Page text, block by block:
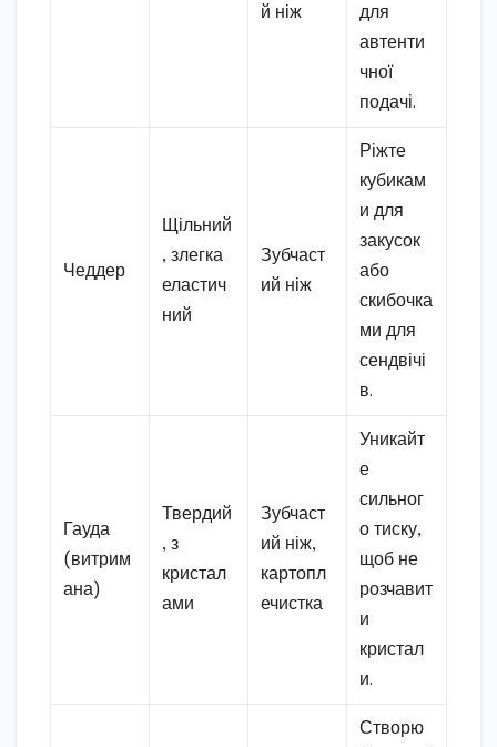
й ніж
для
автенти
чної
подачі.
Чеддер
Щільний
, злегка
еластич
ний
Зубчаст
ий ніж
Ріжте
кубикам
и для
закусок
або
скибочка
ми для
сендвічі
в.
Гауда
(витрим
ана)
Твердий
, з
кристал
ами
Зубчаст
ий ніж,
картопл
ечистка
Уникайт
е
сильног
о тиску,
щоб не
розчавит
и
кристал
и.
Створю